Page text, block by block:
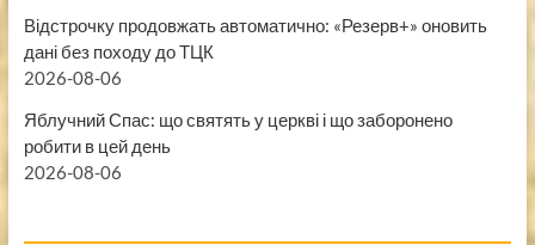
Відстрочку продовжать автоматично: «Резерв+» оновить
дані без походу до ТЦК
2026-08-06
Яблучний Спас: що святять у церкві і що заборонено
робити в цей день
2026-08-06